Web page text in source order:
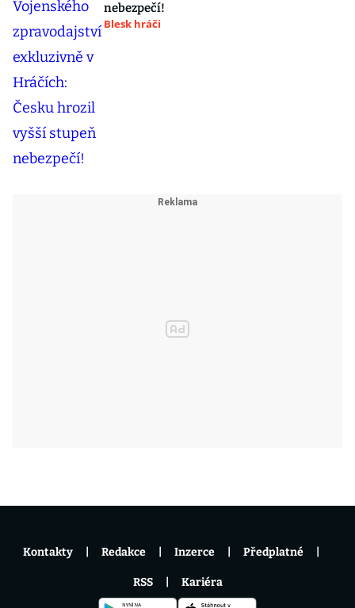
nebezpečí!
Blesk hráči
Kontakty Redakce Inzerce Předplatné
RSS Kariéra